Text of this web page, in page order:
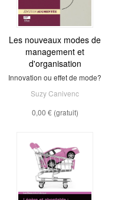
Les nouveaux modes de
management et
d'organisation
Innovation ou effet de mode?
Suzy Canivenc
0,00 € (gratuit)